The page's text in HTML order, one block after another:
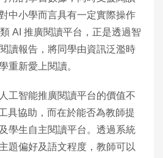
中小學而言具有一定實際操作
AI 推廣閱讀平台，正是透過智
讀報告，將同學由資訊泛濫時
重新愛上閱讀。
工智能推廣閱讀平台的價值不
具協助，而在於能否為教師提
學生自主閱讀平台。透過系統
題偏好及語文程度，教師可以